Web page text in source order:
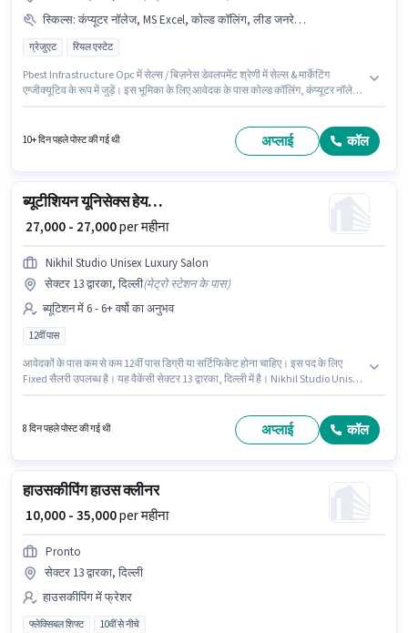
स्किल्स: कंप्यूटर नॉलेज, MS Excel, कोल्ड कॉलिंग, लीड जनरेशन, वायरिंग
ग्रेजुएट रियल एस्टेट
Pbest Infrastructure Opc में सेल्स / बिज़नेस डेवलपमेंट श्रेणी में सेल्स & मार्केटिंग
एग्जीक्यूटिव के रूप में जुड़ें। इस भूमिका के लिए आवेदक के पास कोल्ड कॉलिंग, कंप्यूटर नॉलेज,
ग्रेजुएट डिग्री/सर्टिफिकेट होना अनिवार्य है। यह पद 3 - 6+ वर्षो वर्ष के अनुभव वाले के लिए
10+ दिन पहले पोस्ट की गई थी अप्लाई कॉल
ब्यूटीशियन यूनिसेक्स हेयरड्रेसर
₹ 27,000 - 27,000per महीना
Nikhil Studio Unisex Luxury Salon
सेक्टर 13 द्वारका, दिल्ली(मेट्रो स्टेशन के पास)
ब्यूटिशन में 6 - 6+ वर्षो का अनुभव
12वीं पास
आवेदकों के पास कम से कम 12वीं पास डिग्री या सर्टिफिकेट होना चाहिए। इस पद के लिए
Fixed सैलरी उपलब्ध है। यह वैकेंसी सेक्टर 13 द्वारका, दिल्ली में है। Nikhil Studio Unisex
8 दिन पहले पोस्ट की गई थी अप्लाई कॉल
हाउसकीपिंग हाउस क्लीनर
₹ 10,000 - 35,000per महीना
Pronto
सेक्टर 13 द्वारका, दिल्ली
हाउसकीपिंग में फ्रेशर
फ्लेक्सिबल शिफ्ट 10वीं से नीचे